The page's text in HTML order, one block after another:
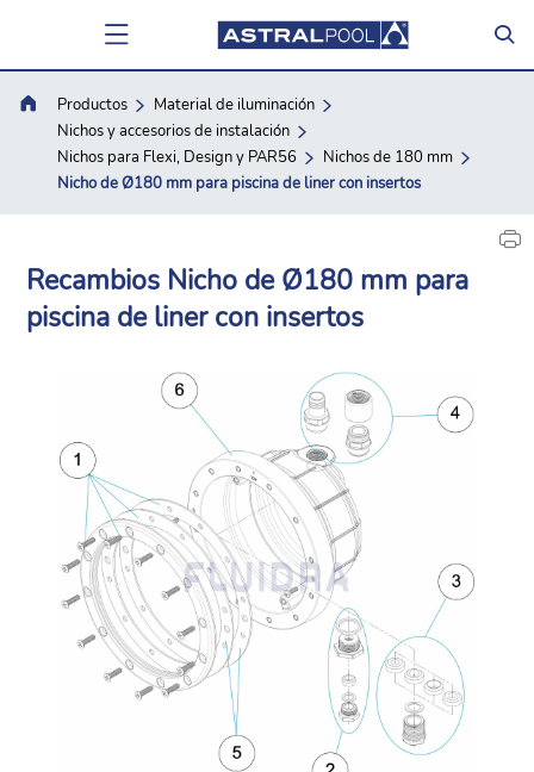
Productos
Material de iluminación
Nichos y accesorios de instalación
Nichos para Flexi, Design y PAR56
Nichos de 180 mm
Nicho de Ø180 mm para piscina de liner con insertos
Recambios Nicho de Ø180 mm para
piscina de liner con insertos